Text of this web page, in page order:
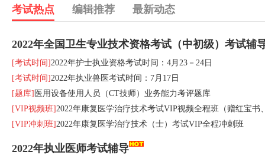
考试热点 编辑推荐 最新动态
2022年全国卫生专业技术资格考试（中初级）考试辅
[考试时间]2022年护士执业资格考试时间：4月23－24日
[考试时间]2022年执业兽医考试时间：7月17日
[题库] 医用设备使用人员（CT技师）业务能力考评题库
[VIP视频班]2022年康复医学治疗技术考试VIP视频全程班（赠红宝书
[VIP冲刺班]2022年康复医学治疗技术（士）考试VIP全程冲刺班
2022年执业医师考试辅导